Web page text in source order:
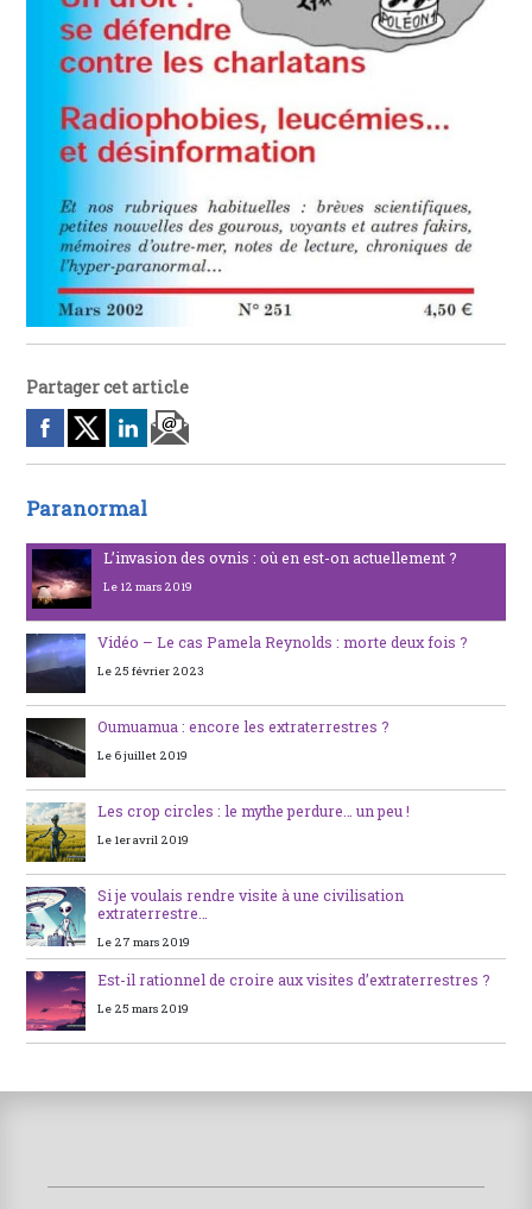
Partager cet article
Paranormal
L’invasion des ovnis : où en est-on actuellement ?
Le 12 mars 2019
Vidéo – Le cas Pamela Reynolds : morte deux fois ?
Le 25 février 2023
Oumuamua : encore les extraterrestres ?
Le 6 juillet 2019
Les crop circles : le mythe perdure… un peu !
Le 1er avril 2019
Si je voulais rendre visite à une civilisation
extraterrestre…
Le 27 mars 2019
Est-il rationnel de croire aux visites d’extraterrestres ?
Le 25 mars 2019